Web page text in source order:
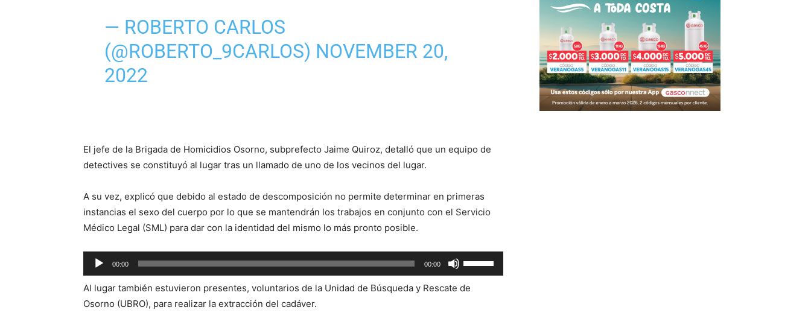
— ROBERTO CARLOS
(@ROBERTO_9CARLOS) NOVEMBER 20,
2022
El jefe de la Brigada de Homicidios Osorno, subprefecto Jaime Quiroz, detalló que un equipo de
detectives se constituyó al lugar tras un llamado de uno de los vecinos del lugar.
A su vez, explicó que debido al estado de descomposición no permite determinar en primeras
instancias el sexo del cuerpo por lo que se mantendrán los trabajos en conjunto con el Servicio
Médico Legal (SML) para dar con la identidad del mismo lo más pronto posible.
Reproductor
de
audio
00:00 00:00
las
teclas
Al lugar también estuvieron presentes, voluntarios de la Unidad de Búsqueda y Rescate de
Osorno (UBRO), para realizar la extracción del cadáver.